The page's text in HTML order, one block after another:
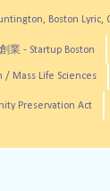
Boston Lyric,
創業 - Startup Boston
/ Mass Life Sciences
Preservation Act